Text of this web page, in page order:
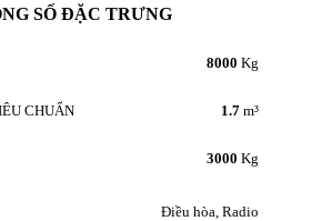
SỐ ĐẶC TRƯNG
8000 Kg
CHUẨN 1.7 m³
3000 Kg
Điều hòa, Radio